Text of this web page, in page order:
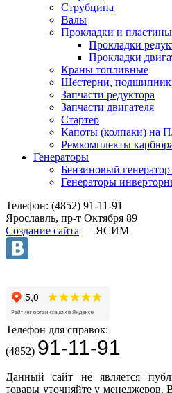
Струбцина
Валы
Прокладки и пластины
Прокладки
Прокладки
Краны топливные
Шестерни,
Запчасти редуктора
Запчасти двигателя
Стартер
Капоты (колпаки) на
Ремкомплекты
Генераторы
Бензиновый
Генераторы
Телефон: (4852) 91-11-91
Ярославль, пр-т Октября 89
Создание сайта — ЯСИМ
Телефон для справок:
(4852) 91-11-91
Данный сайт не является
товары уточняйте у менеджеров.